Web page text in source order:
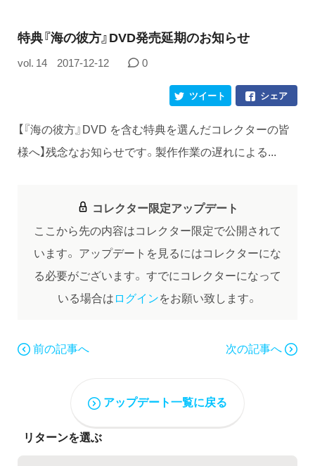
特典『海の彼方』DVD発売延期のお知らせ
vol. 14 2017-12-12 0
シェア
ツイート
【『海の彼方』DVD を含む特典を選んだコレクターの皆
様へ】残念なお知らせです。製作作業の遅れによる...
コレクター限定アップデート
ここから先の内容はコレクター限定で公開されて
います。 アップデートを見るにはコレクターにな
る必要がございます。 すでにコレクターになって
いる場合はログインをお願い致します。
前の記事へ 次の記事へ
アップデート一覧に戻る
リターンを選ぶ